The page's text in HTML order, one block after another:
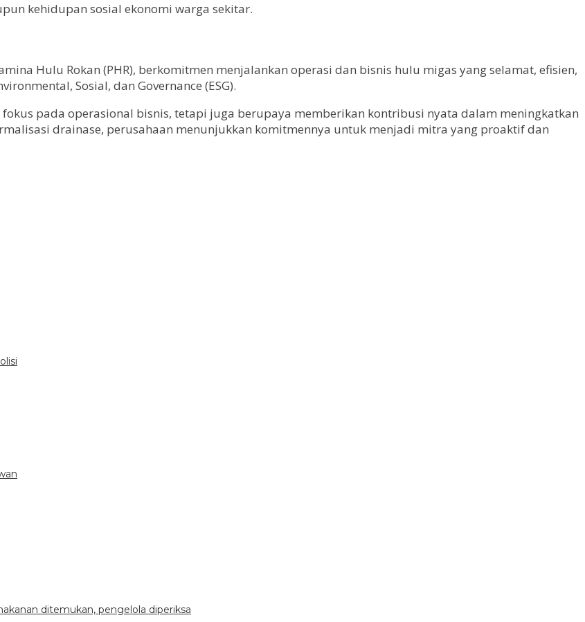
kehidupan sosial ekonomi warga sekitar.
Hulu Rokan (PHR), berkomitmen menjalankan operasi dan bisnis hulu migas yang selamat, efisien,
Sosial, dan Governance (ESG).
pada operasional bisnis, tetapi juga berupaya memberikan kontribusi nyata dalam meningkatkan
drainase, perusahaan menunjukkan komitmennya untuk menjadi mitra yang proaktif dan
ditemukan, pengelola diperiksa